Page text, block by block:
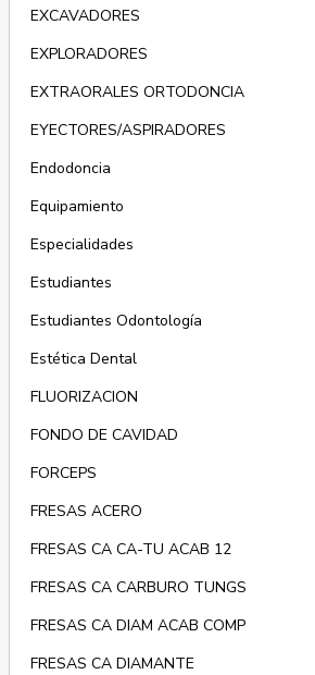
EXCAVADORES
EXPLORADORES
EXTRAORALES ORTODONCIA
EYECTORES/ASPIRADORES
Endodoncia
Equipamiento
Especialidades
Estudiantes
Estudiantes Odontología
Estética Dental
FLUORIZACION
FONDO DE CAVIDAD
FORCEPS
FRESAS ACERO
FRESAS CA CA-TU ACAB 12
FRESAS CA CARBURO TUNGS
FRESAS CA DIAM ACAB COMP
FRESAS CA DIAMANTE